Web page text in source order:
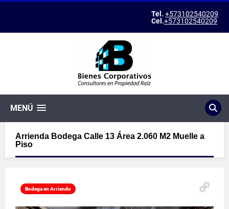
Tel. +573102540209
Cel.+573102540209
MENÚ
Arrienda Bodega Calle 13 Área 2.060 M2 Muelle a
Piso
Bodega en Arriendo